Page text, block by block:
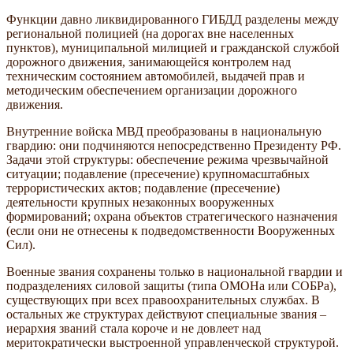
Функции давно ликвидированного ГИБДД разделены между
региональной полицией (на дорогах вне населенных
пунктов), муниципальной милицией и гражданской службой
дорожного движения, занимающейся контролем над
техническим состоянием автомобилей, выдачей прав и
методическим обеспечением организации дорожного
движения.
Внутренние войска МВД преобразованы в национальную
гвардию: они подчиняются непосредственно Президенту РФ.
Задачи этой структуры: обеспечение режима чрезвычайной
ситуации; подавление (пресечение) крупномасштабных
террористических актов; подавление (пресечение)
деятельности крупных незаконных вооруженных
формирований; охрана объектов стратегического назначения
(если они не отнесены к подведомственности Вооруженных
Сил).
Военные звания сохранены только в национальной гвардии и
подразделениях силовой защиты (типа ОМОНа или СОБРа),
существующих при всех правоохранительных службах. В
остальных же структурах действуют специальные звания –
иерархия званий стала короче и не довлеет над
меритократически выстроенной управленческой структурой.